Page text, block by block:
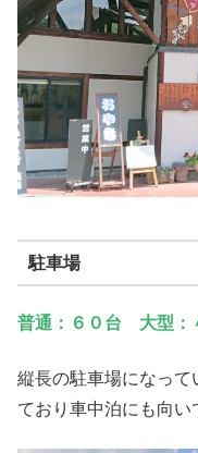
駐車場
普通：６０台 大型：
縦長の駐車場になって
ており車中泊にも向い